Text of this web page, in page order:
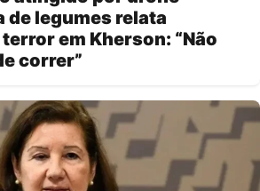
de legumes relata
em Kherson: “Não
correr”